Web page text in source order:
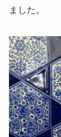
ました。